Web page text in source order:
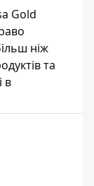
Gold
ніж
та
в